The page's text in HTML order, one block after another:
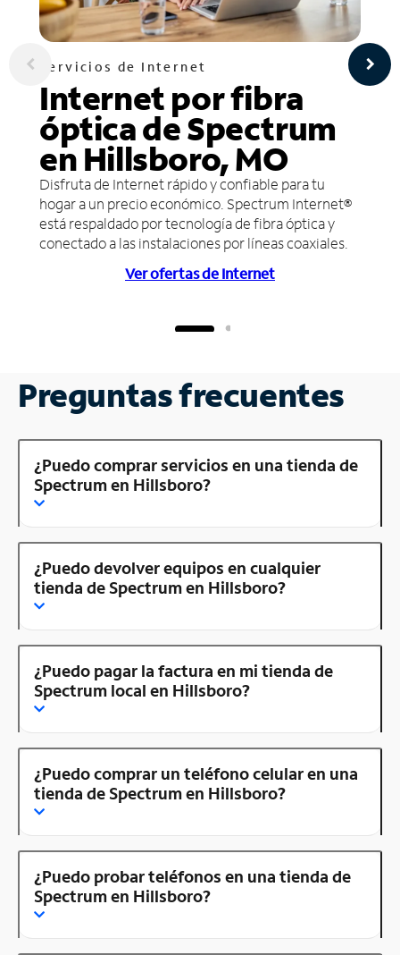
Servicios de Internet
Internet por fibra
óptica de Spectrum
en Hillsboro, MO
Disfruta de Internet rápido y confiable para tu
hogar a un precio económico. Spectrum Internet®
está respaldado por tecnología de fibra óptica y
conectado a las instalaciones por líneas coaxiales.
Ver ofertas de Internet
Preguntas frecuentes
¿Puedo comprar servicios en una tienda de
Spectrum en Hillsboro?
¿Puedo devolver equipos en cualquier
tienda de Spectrum en Hillsboro?
¿Puedo pagar la factura en mi tienda de
Spectrum local en Hillsboro?
¿Puedo comprar un teléfono celular en una
tienda de Spectrum en Hillsboro?
¿Puedo probar teléfonos en una tienda de
Spectrum en Hillsboro?